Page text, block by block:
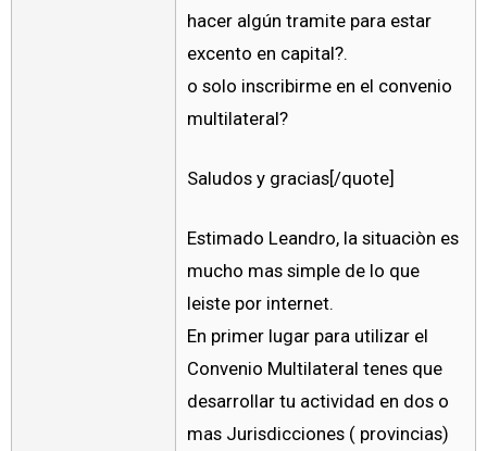
hacer algún tramite para estar
excento en capital?.
o solo inscribirme en el convenio
multilateral?
Saludos y gracias[/quote]
Estimado Leandro, la situaciòn es
mucho mas simple de lo que
leiste por internet.
En primer lugar para utilizar el
Convenio Multilateral tenes que
desarrollar tu actividad en dos o
mas Jurisdicciones ( provincias)